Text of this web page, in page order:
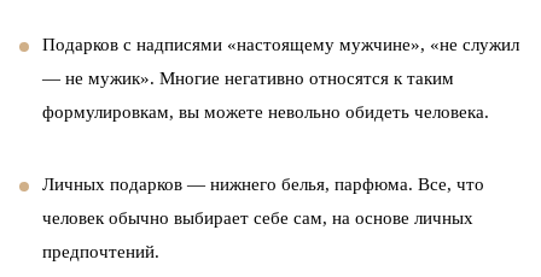
Подарков с надписями «настоящему мужчине», «не служил
— не мужик». Многие негативно относятся к таким
формулировкам, вы можете невольно обидеть человека.
Личных подарков — нижнего белья, парфюма. Все, что
человек обычно выбирает себе сам, на основе личных
предпочтений.